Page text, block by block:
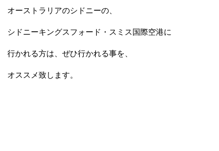
オーストラリアのシドニーの、
シドニーキングスフォード・スミス国際空港に
行かれる方は、ぜひ行かれる事を、
オススメ致します。